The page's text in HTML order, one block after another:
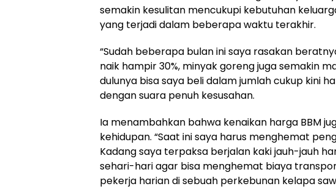
semakin kesulitan mencukupi kebutuhan
yang terjadi dalam beberapa waktu terakhir.
“Sudah beberapa bulan ini saya rasakan
naik hampir 30%, minyak goreng juga semakin
dulunya bisa saya beli dalam jumlah cukup kini
dengan suara penuh kesusahan.
Ia menambahkan bahwa kenaikan harga BBM
kehidupan. “Saat ini saya harus menghemat
Kadang saya terpaksa berjalan kaki jauh-jauh
sehari-hari agar bisa menghemat biaya
pekerja harian di sebuah perkebunan kelapa